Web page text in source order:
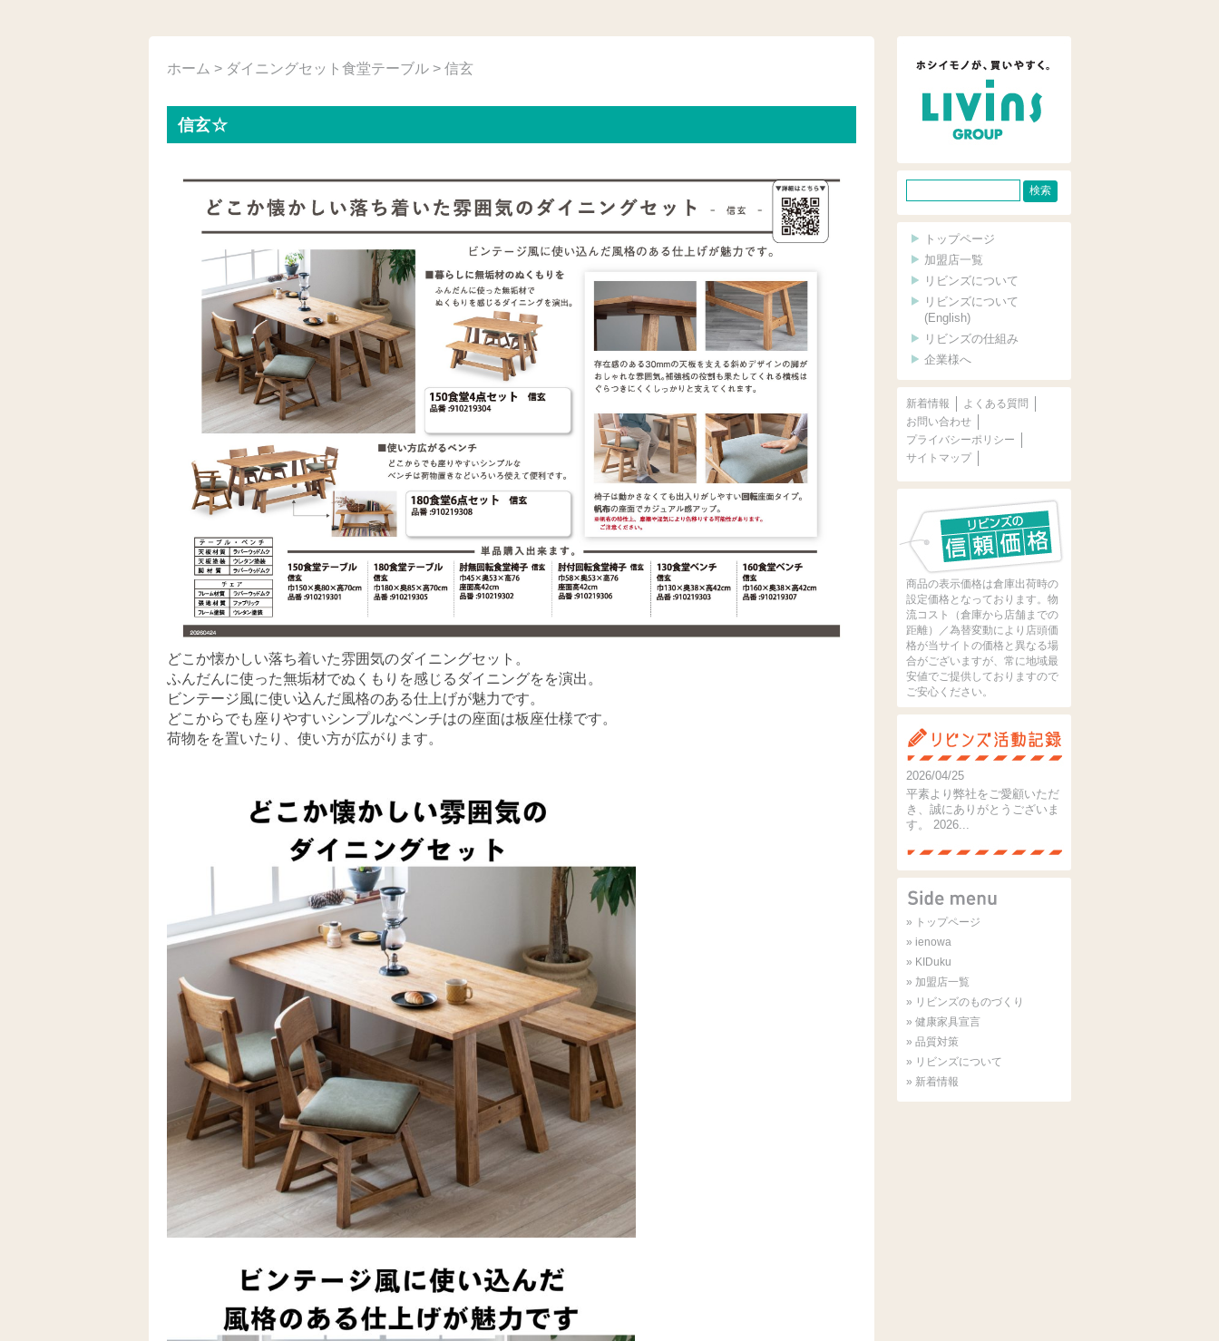
ホーム > ダイニングセット 食堂テーブル> 信玄
信玄☆
どこか懐かしい落ち着いた雰囲気のダイニングセット。
ふんだんに使った無垢材でぬくもりを感じるダイニングをを演出。
ビンテージ風に使い込んだ風格のある仕上げが魅力です。
どこからでも座りやすいシンプルなベンチはの座面は板座仕様です。
荷物をを置いたり、使い方が広がります。
イ
ト
内
検
索
トップページ
加盟店一覧
リビンズについて
リビンズについて
(English)
リビンズの仕組み
企業様へ
新着情報
よくある質問
お問い合わせ
プライバシーポリシー
サイトマップ
商品の表示価格は倉庫出荷時の
設定価格となっております。物
流コスト（倉庫から店舗までの
距離）／為替変動により店頭価
格が当サイトの価格と異なる場
合がございますが、常に地域最
安値でご提供しておりますので
ご安心ください。
2026/04/25
平素より弊社をご愛顧いただ
き、誠にありがとうございま
す。 2026...
» トップページ
» ienowa
» KIDuku
» 加盟店一覧
» リビンズのものづくり
» 健康家具宣言
» 品質対策
» リビンズについて
» 新着情報